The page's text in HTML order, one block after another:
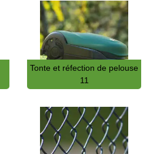
Tonte et réfection de pelouse
11